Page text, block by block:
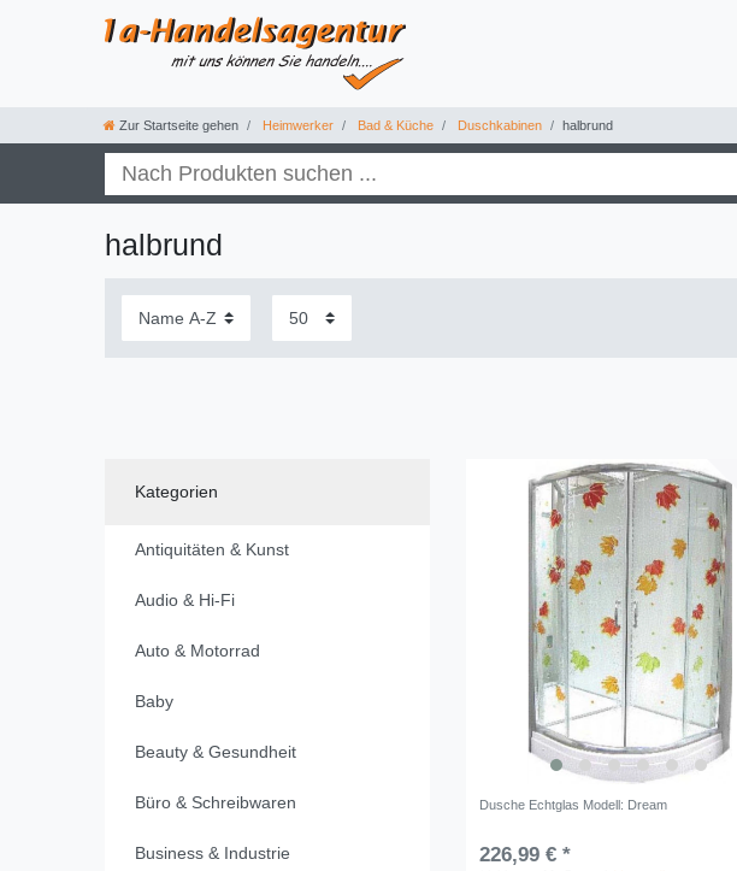
Zur Startseite gehen Heimwerker Bad & Küche Duschkabinen halbrund
halbrund
Kategorien
Antiquitäten & Kunst
Audio & Hi-Fi
Auto & Motorrad
Baby
Beauty & Gesundheit
Büro & Schreibwaren
Business & Industrie
Dusche Echtglas Modell: Dream
226,99 € *